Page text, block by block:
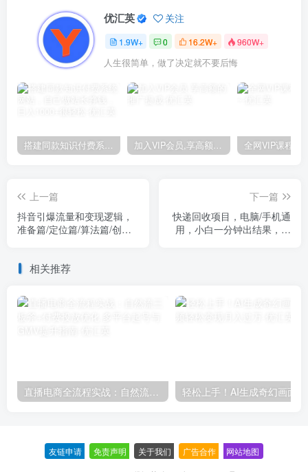
优汇英 关注
1.9W+ 0 16.2W+ 960W+
人生很简单，做了决定就不要后悔
搭建同款知识付费系统网站，自己做站长挣钱，日入1000+很轻松 加入VIP会员,享高额的推广提成
上一篇
抖音引爆流量和变现逻辑，
准备篇/定位篇/算法篇/创作
下一篇
快递回收项目，电脑/手机通
用，小白一分钟出结果，可
相关推荐
直播电商全流程实战：自然流三板斧+付费投放优化,多平台起号与GMV提升指南
友链申请 免责声明 关于我们 广告合作 网站地图